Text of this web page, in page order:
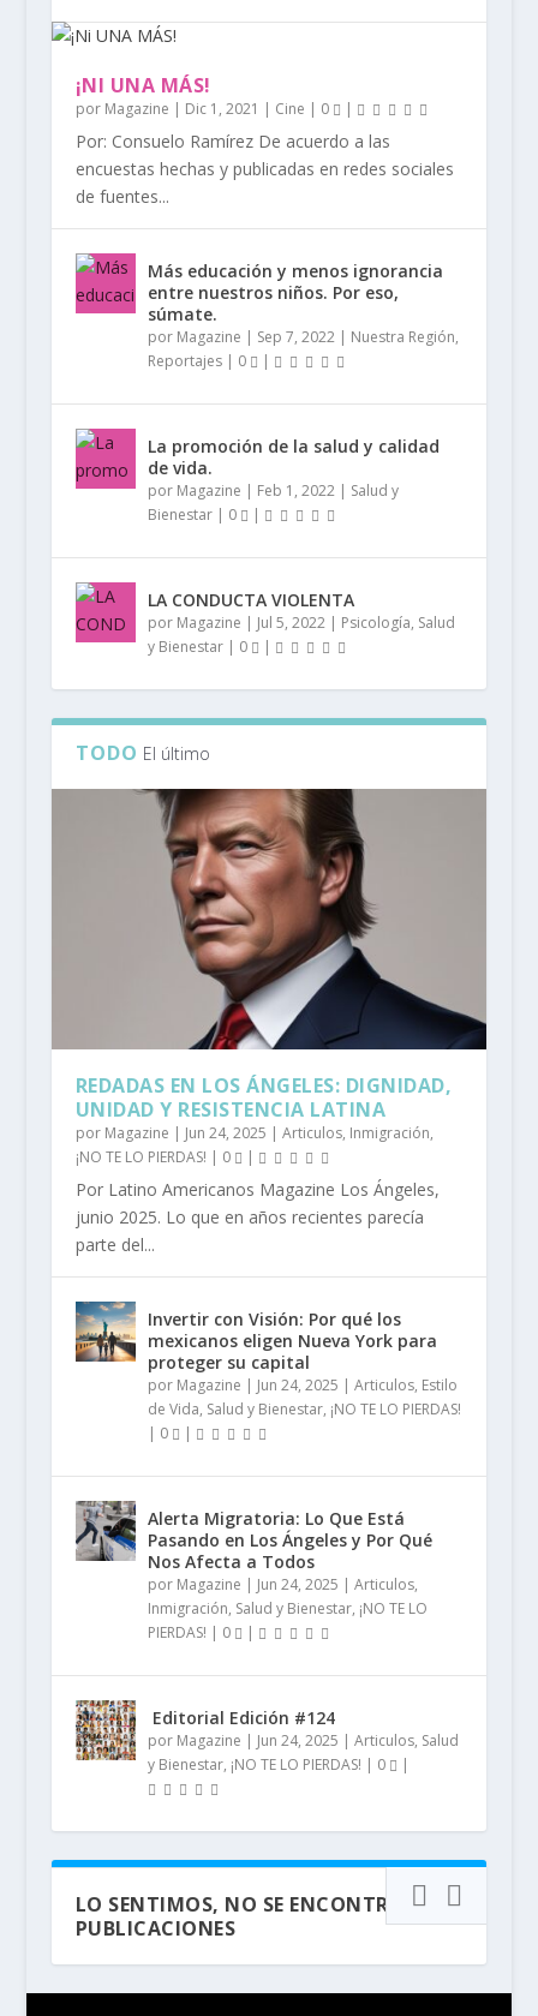
¡NI UNA MÁS!
por Magazine | Dic 1, 2021 | Cine | 0 |
Por: Consuelo Ramírez De acuerdo a las
encuestas hechas y publicadas en redes sociales
de fuentes...
Más educación y menos ignorancia
entre nuestros niños. Por eso,
súmate.
por Magazine | Sep 7, 2022| Nuestra Región,
Reportajes| 0 |
La promoción de la salud y calidad
de vida.
por Magazine | Feb 1, 2022| Salud y
Bienestar| 0 |
LA CONDUCTA VIOLENTA
por Magazine | Jul 5, 2022| Psicología, Salud
y Bienestar| 0 |
TODO El último
REDADAS EN LOS ÁNGELES: DIGNIDAD,
UNIDAD Y RESISTENCIA LATINA
por Magazine | Jun 24, 2025 | Articulos, Inmigración,
¡NO TE LO PIERDAS! | 0 |
Por Latino Americanos Magazine Los Ángeles,
junio 2025. Lo que en años recientes parecía
parte del...
Invertir con Visión: Por qué los
mexicanos eligen Nueva York para
proteger su capital
por Magazine | Jun 24, 2025 | Articulos, Estilo
de Vida, Salud y Bienestar, ¡NO TE LO PIERDAS!
| 0 |
Alerta Migratoria: Lo Que Está
Pasando en Los Ángeles y Por Qué
Nos Afecta a Todos
por Magazine | Jun 24, 2025 | Articulos,
Inmigración, Salud y Bienestar, ¡NO TE LO
PIERDAS! | 0 |
️ Editorial Edición #124
por Magazine | Jun 24, 2025 | Articulos, Salud
y Bienestar, ¡NO TE LO PIERDAS! | 0 |
LO SENTIMOS, NO SE ENCONTRARON
PUBLICACIONES